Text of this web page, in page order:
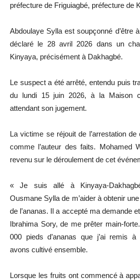
préfecture de Friguiagbé, préfecture de
Abdoulaye Sylla est soupçonné d’être à
déclaré le 28 avril 2026 dans un
Kinyaya, précisément à Dakhagbé.
Le suspect a été arrêté, entendu puis
du lundi 15 juin 2026, à la Maison
attendant son jugement.
La victime se réjouit de l’arrestation de
comme l’auteur des faits. Mohamed
revenu sur le déroulement de cet
« Je suis allé à Kinyaya-
Ousmane Sylla de m’aider à obtenir
de l’ananas. Il a accepté ma demande
Ibrahima Sory, de me prêter main-
000 pieds d’ananas que j’ai remis
avons cultivé ensemble.
Lorsque les fruits ont commencé à